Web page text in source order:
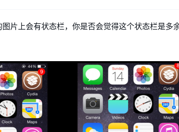
片上会有状态栏，你是否会觉得这个状态栏是多